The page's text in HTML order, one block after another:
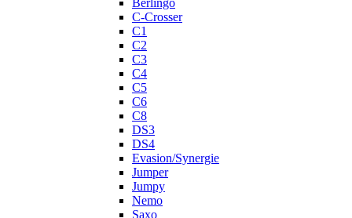
Berlingo
C-Crosser
C1
C2
C3
C4
C5
C6
C8
DS3
DS4
Evasion/Synergie
Jumper
Jumpy
Nemo
Saxo